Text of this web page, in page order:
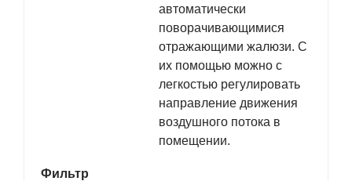
автоматически
поворачивающимися
отражающими жалюзи. С
их помощью можно с
легкостью регулировать
направление движения
воздушного потока в
помещении.
Фильтр